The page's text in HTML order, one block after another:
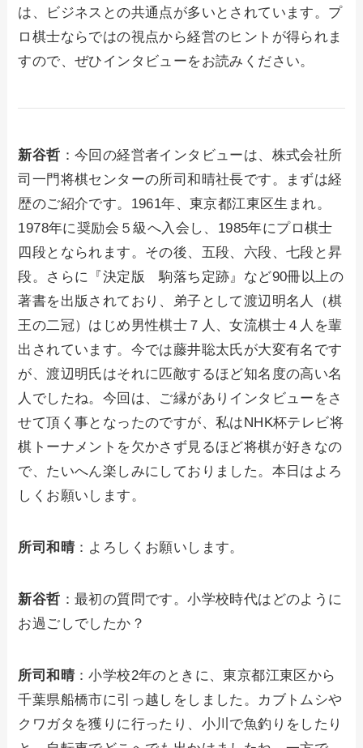
は、ビジネスとの共通点が多いとされています。プ
ロ棋士ならではの視点から経営のヒントが得られま
すので、ぜひインタビューをお読みください。
新谷哲 ：今回の経営者インタビューは、株式会社所
司一門将棋センターの所司和晴社長です。まずは経
歴のご紹介です。1961年、東京都江東区生まれ。
1978年に奨励会５級へ入会し、1985年にプロ棋士
四段となられます。その後、五段、六段、七段と昇
段。さらに『決定版 駒落ち定跡』など90冊以上の
著書を出版されており、弟子として渡辺明名人（棋
王の二冠）はじめ男性棋士７人、女流棋士４人を輩
出されています。今では藤井聡太氏が大変有名です
が、渡辺明氏はそれに匹敵するほど知名度の高い名
人でしたね。今回は、ご縁がありインタビューをさ
せて頂く事となったのですが、私はNHK杯テレビ将
棋トーナメントを欠かさず見るほど将棋が好きなの
で、たいへん楽しみにしておりました。本日はよろ
しくお願いします。
所司和晴 ：よろしくお願いします。
新谷哲 ：最初の質問です。小学校時代はどのように
お過ごしでしたか？
所司和晴 ：小学校2年のときに、東京都江東区から
千葉県船橋市に引っ越しをしました。カブトムシや
クワガタを獲りに行ったり、小川で魚釣りをしたり